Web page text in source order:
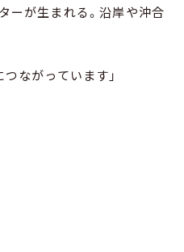
ーが生まれる。沿岸や沖合
ながっています」